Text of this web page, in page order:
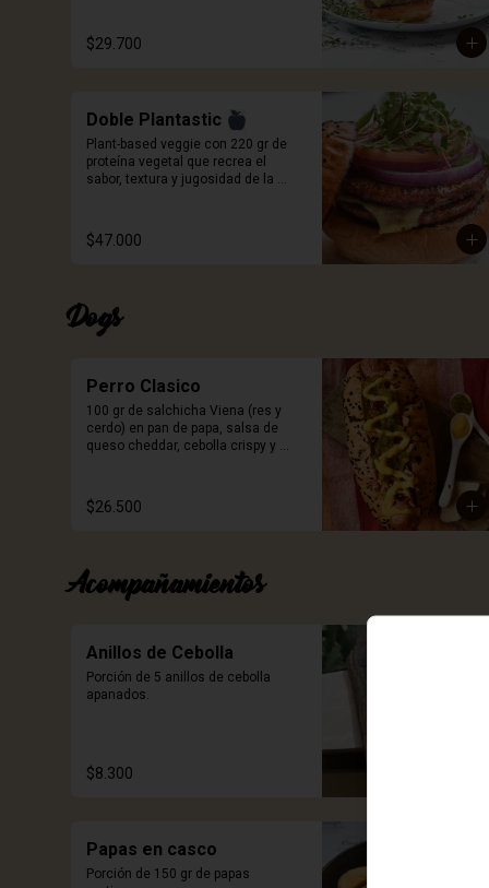
Craft. Incluye porcion de papas.
$29.700
Doble Plantastic
Plant-based veggie con 220 gr de
proteína vegetal que recrea el
sabor, textura y jugosidad de la
natural ahumado. Pan artesanal de
papa, queso a elección,
$47.000
Dogs
Perro Clasico
100 gr de salchicha Viena (res y
cerdo) en pan de papa, salsa de
queso cheddar, cebolla crispy y
$26.500
Acompañamientos
Anillos de Cebolla
Porción de 5 anillos de cebolla
apanados.
$8.300
Papas en casco
Porción de 150 gr de papas